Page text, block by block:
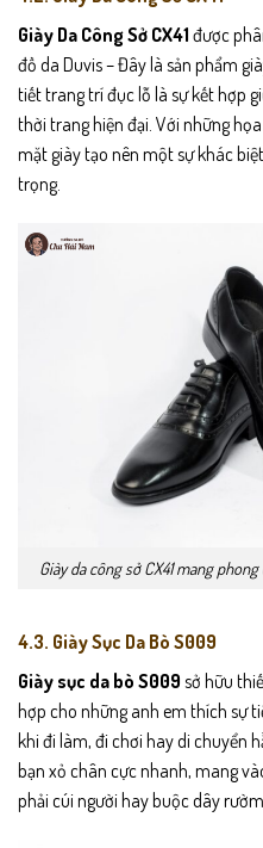
Giày Da Công Sở CX41 được
đồ da Duvis – Đây là sản phẩm
tiết trang trí đục lỗ là sự kết hợp
thời trang hiện đại. Với những
mặt giày tạo nên một sự khác
trọng.
Giày da công sở CX41 mang
4.3. Giày Sục Da Bò S009
Giày sục da bò S009 sở hữu
hợp cho những anh em thích sự
khi đi làm, đi chơi hay di chuyển
bạn xỏ chân cực nhanh, mang
phải cúi người hay buộc dây rườm